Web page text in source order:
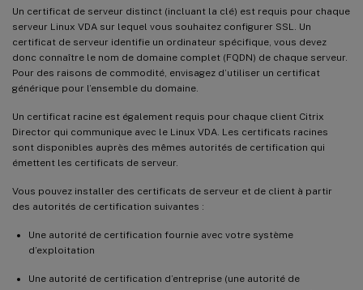
Un certificat de serveur distinct (incluant la clé) est requis pour chaque
serveur Linux VDA sur lequel vous souhaitez configurer SSL. Un
certificat de serveur identifie un ordinateur spécifique, vous devez
donc connaître le nom de domaine complet (FQDN) de chaque serveur.
Pour des raisons de commodité, envisagez d’utiliser un certificat
générique pour l’ensemble du domaine.
Un certificat racine est également requis pour chaque client Citrix
Director qui communique avec le Linux VDA. Les certificats racines
sont disponibles auprès des mêmes autorités de certification qui
émettent les certificats de serveur.
Vous pouvez installer des certificats de serveur et de client à partir
des autorités de certification suivantes :
Une autorité de certification fournie avec votre système
d’exploitation
Une autorité de certification d’entreprise (une autorité de